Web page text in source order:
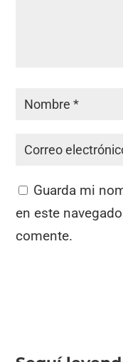
Guarda mi
en este
comente.